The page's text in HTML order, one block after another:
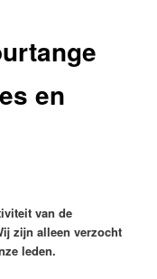
en
van de
zijn alleen verzocht
leden.